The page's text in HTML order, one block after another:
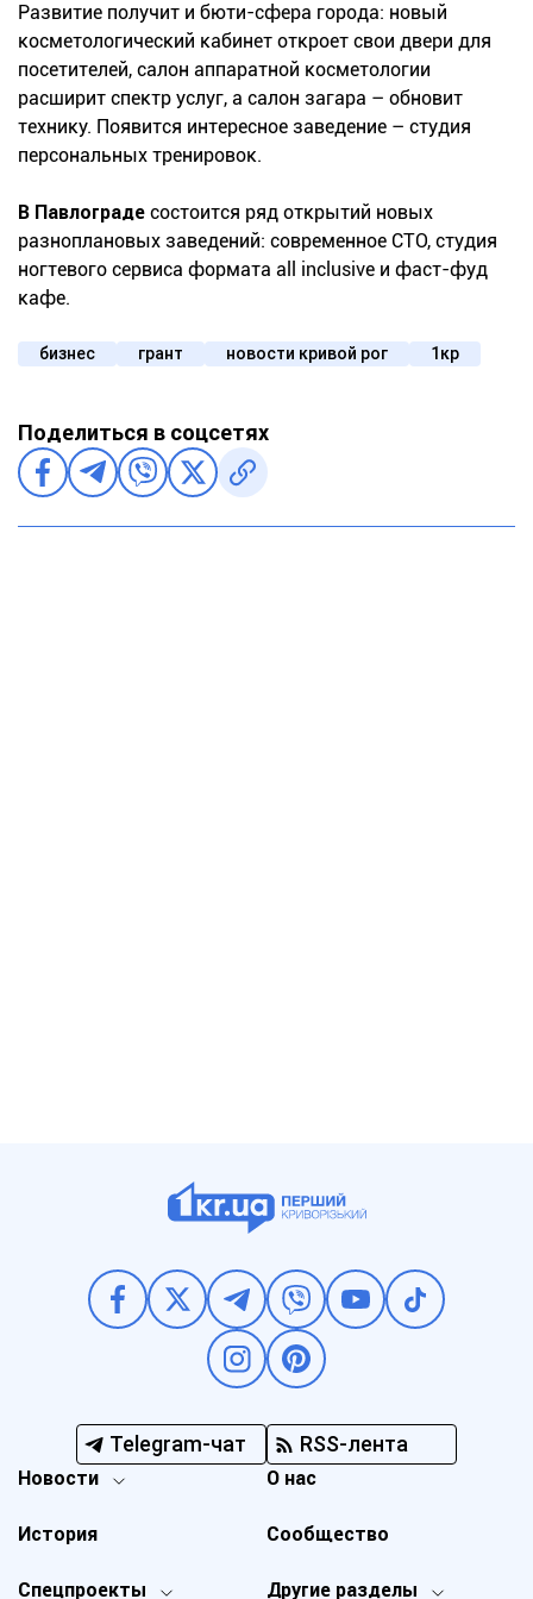
Развитие получит и бюти-сфера города: новый
косметологический кабинет откроет свои двери для
посетителей, салон аппаратной косметологии
расширит спектр услуг, а салон загара – обновит
технику. Появится интересное заведение – студия
персональных тренировок.
В Павлограде состоится ряд открытий новых
разноплановых заведений: современное СТО, студия
ногтевого сервиса формата all inclusive и фаст-фуд
кафе.
бизнес грант новости кривой рог 1кр
Поделиться в соцсетях
Telegram-чат RSS-лента
Новости
Спецпроекты Другие разделы
История
О нас
Сообщество